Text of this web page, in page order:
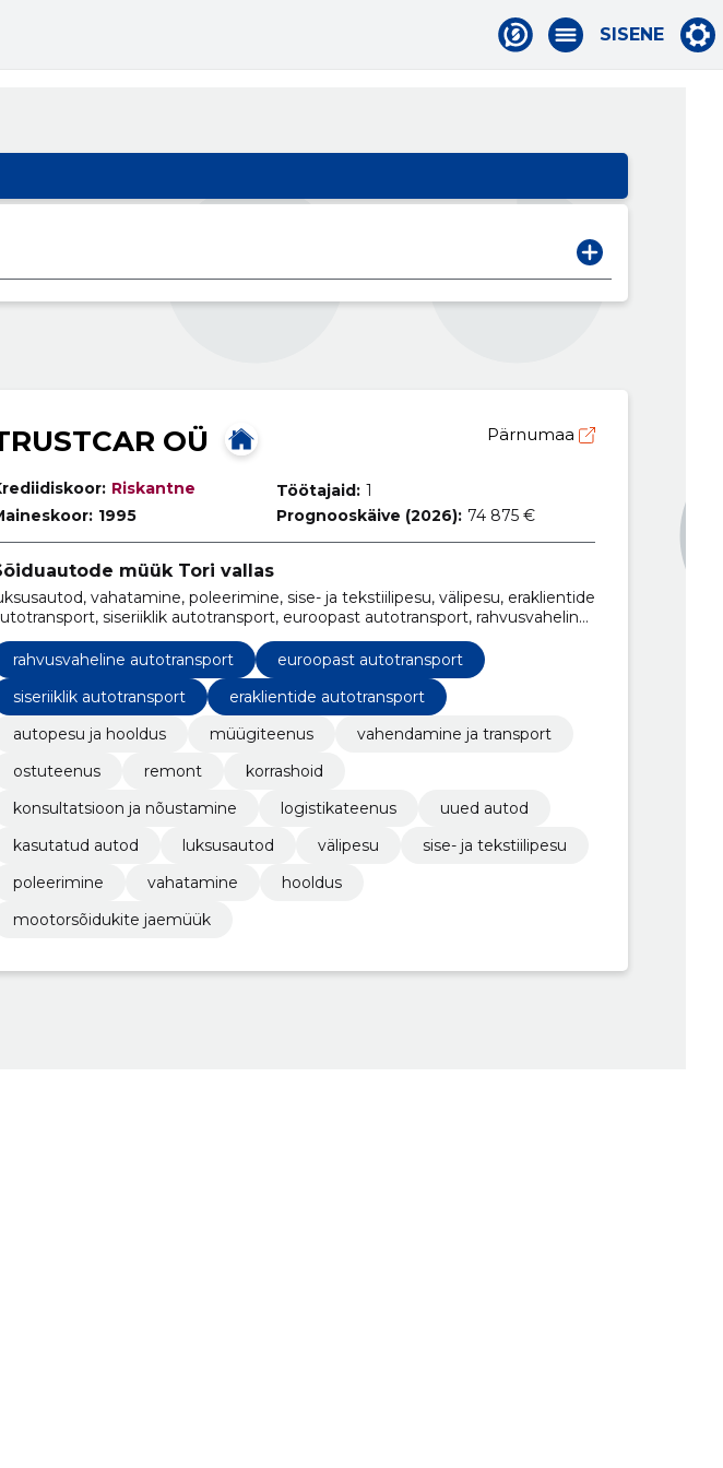
SISENE
OÜ Pärnumaa
Riskantne
1995
Töötajaid: 1
Prognooskäive (2026): 74 875 €
müük Tori vallas
vahatamine, poleerimine, sise- ja tekstiilipesu, välipesu, eraklientide
siseriiklik autotransport, euroopast autotransport, rahvusvaheline
autotransport, Sõiduautod
rahvusvaheline autotransport
euroopast autotransport
siseriiklik autotransport
eraklientide autotransport
autopesu ja hooldus
müügiteenus
vahendamine ja transport
ostuteenus
remont
korrashoid
konsultatsioon ja nõustamine
logistikateenus
uued autod
kasutatud autod
luksusautod välipesu
sise- ja tekstiilipesu
poleerimine
vahatamine
hooldus
mootorsõidukite jaemüük